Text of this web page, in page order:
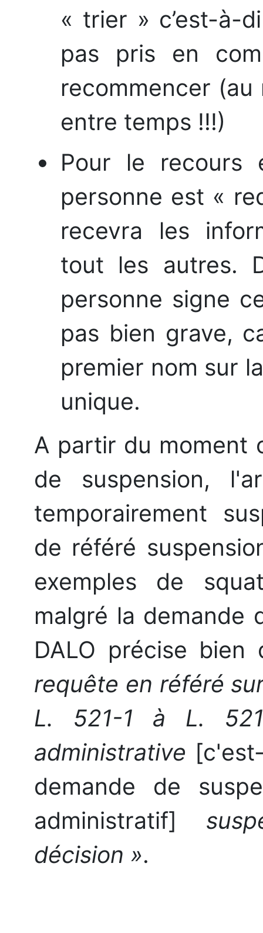
« trier » c’est-à-
pas pris en
recommencer
entre temps !!!)
Pour le recours
personne est «
recevra les
tout les autres.
personne signe
pas bien grave,
premier nom sur
unique.
A partir du moment
de suspension,
temporairement
de référé
exemples de
malgré la demande
DALO précise
requête en référé
L. 521-1 à L.
administrative
demande de
administratif]
décision ».